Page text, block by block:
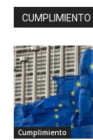
CUMPLIMIENTO
Cumplimiento